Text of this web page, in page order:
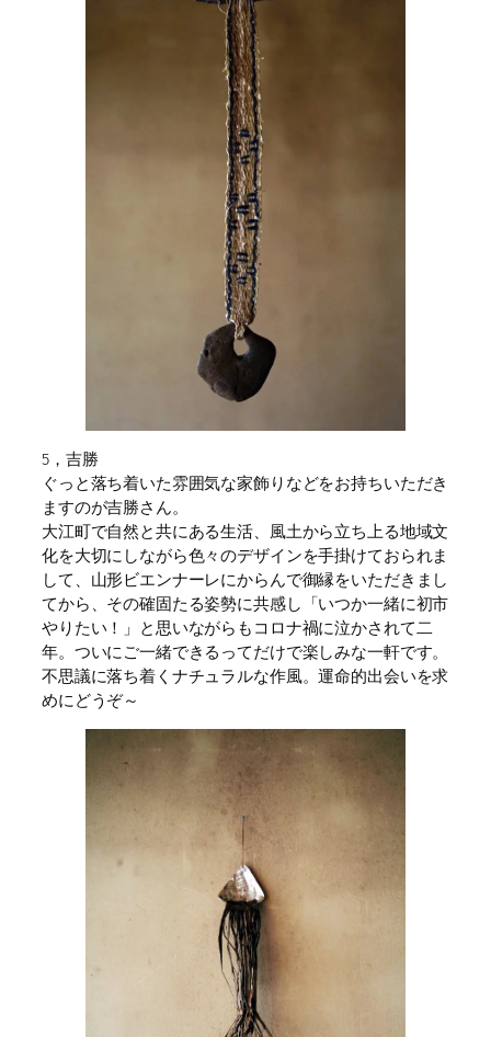
5，吉勝
ぐっと落ち着いた雰囲気な家飾りなどをお持ちいただき
ますのが吉勝さん。
大江町で自然と共にある生活、風土から立ち上る地域文
化を大切にしながら色々のデザインを手掛けておられま
して、山形ビエンナーレにからんで御縁をいただきまし
てから、その確固たる姿勢に共感し「いつか一緒に初市
やりたい！」と思いながらもコロナ禍に泣かされて二
年。ついにご一緒できるってだけで楽しみな一軒です。
不思議に落ち着くナチュラルな作風。運命的出会いを求
めにどうぞ～